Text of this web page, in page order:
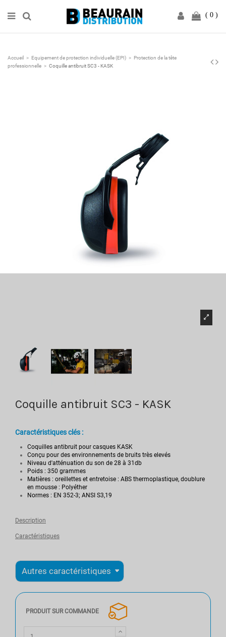
0
Accueil Equipement de protection individuelle (EPI)
Protection de la tête
professionnelle
Coquille antibruit SC3 - KASK
Coquille antibruit SC3 - KASK
Caractéristiques clés :
Coquilles antibruit pour casques KASK
Conçu pour des environnements de bruits très elevés
Niveau d'atténuation du son de 28 à 31db
Poids : 350 grammes
Matières : oreillettes et entretoise : ABS thermoplastique, doublure
en mousse : Polyéther
Normes : EN 352-3; ANSI S3,19
Description
Caractéristiques
PRODUIT SUR COMMANDE